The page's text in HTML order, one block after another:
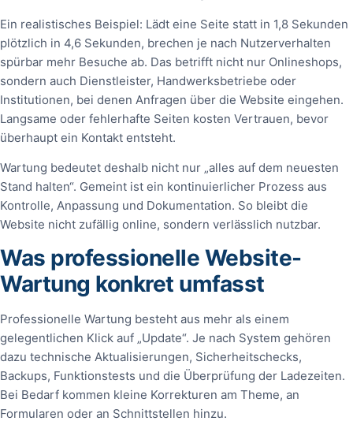
Ein realistisches Beispiel: Lädt eine Seite statt in 1,8 Sekunden
plötzlich in 4,6 Sekunden, brechen je nach Nutzerverhalten
spürbar mehr Besuche ab. Das betrifft nicht nur Onlineshops,
sondern auch Dienstleister, Handwerksbetriebe oder
Institutionen, bei denen Anfragen über die Website eingehen.
Langsame oder fehlerhafte Seiten kosten Vertrauen, bevor
überhaupt ein Kontakt entsteht.
Wartung bedeutet deshalb nicht nur „alles auf dem neuesten
Stand halten“. Gemeint ist ein kontinuierlicher Prozess aus
Kontrolle, Anpassung und Dokumentation. So bleibt die
Website nicht zufällig online, sondern verlässlich nutzbar.
Was professionelle Website-
Wartung konkret umfasst
Professionelle Wartung besteht aus mehr als einem
gelegentlichen Klick auf „Update“. Je nach System gehören
dazu technische Aktualisierungen, Sicherheitschecks,
Backups, Funktionstests und die Überprüfung der Ladezeiten.
Bei Bedarf kommen kleine Korrekturen am Theme, an
Formularen oder an Schnittstellen hinzu.